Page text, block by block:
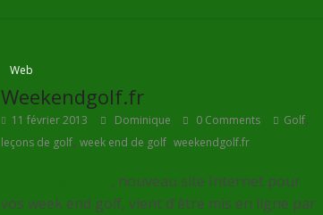
Web
Weekendgolf.fr
11 février 2013 Dominique 0 Comments Golf,
leçons de golf,week end de golf,weekendgolf.fr
, nouveau site Internet pour
vos week end golf, vient d'être mis en ligne par